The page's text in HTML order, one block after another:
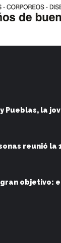
Pueblas, la
reunió la
objetivo: